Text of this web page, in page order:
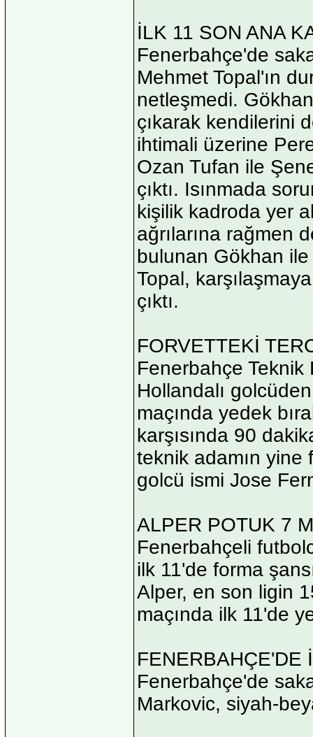
İLK 11 SON ANA
Fenerbahçe'de
Mehmet Topal'ın
netleşmedi.
çıkarak kendilerini
ihtimali üzerine
Ozan Tufan ile
çıktı. Isınmada
kişilik kadroda yer
ağrılarına rağmen
bulunan Gökhan
Topal,
çıktı.
FORVETTEKİ
Fenerbahçe
Hollandalı
maçında yedek
karşısında 90
teknik adamın yine
golcü ismi Jose
ALPER POTUK 7
Fenerbahçeli
ilk 11'de forma
Alper, en son ligin
maçında ilk 11'de
FENERBAHÇE'DE
Fenerbahçe'de
Markovic, siyah-